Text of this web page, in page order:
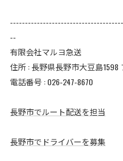
--
有限会社マルヨ急送
住所 : 長野県長野市大豆島1598
電話番号 : 026-247-8670
長野市でルート配送を担当
長野市でドライバーを募集